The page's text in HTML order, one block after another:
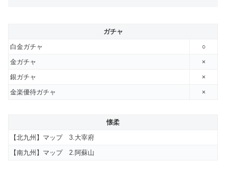
ガチャ
白金ガチャ
○
金ガチャ
×
銀ガチャ
×
金楽優待ガチャ
×
懐柔
【北九州】マップ 3.大宰府
【南九州】マップ 2.阿蘇山